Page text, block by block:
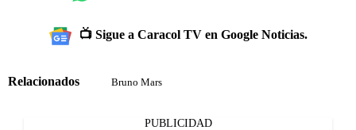
📺 Sigue a Caracol TV en Google Noticias.
Relacionados Bruno Mars
PUBLICIDAD